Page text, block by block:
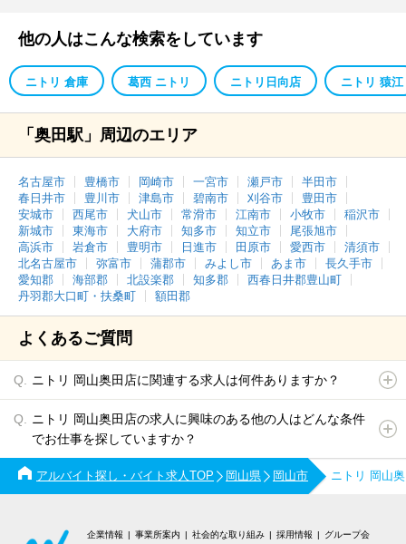
他の人はこんな検索をしています
ニトリ 倉庫 葛西 ニトリ ニトリ日向店 ニトリ 猿江
「奥田駅」周辺のエリア
名古屋市 豊橋市 岡崎市 一宮市 瀬戸市
半田市
春日井市
豊川市 津島市 碧南市 刈谷市
豊田市
安城市
西尾市 犬山市 常滑市 江南市 小牧市
稲沢市
新城市
東海市 大府市 知多市 知立市
尾張旭市
高浜市
岩倉市 豊明市 日進市 田原市 愛西市
清須市
北名古屋市
弥富市 蒲郡市 みよし市 あま市
長久手市
愛知郡
海部郡 北設楽郡 知多郡
西春日井郡豊山町
丹羽郡大口町・扶桑町
額田郡
よくあるご質問
ニトリ 岡山奥田店に関連する求人は何件ありますか？
ニトリ 岡山奥田店の求人に興味のある他の人はどんな条件
でお仕事を探していますか？
アルバイト探し・バイト求人TOP 岡山県 岡山市 ニトリ 岡山
企業情報 事業所案内 社会的な取り組み 採用情報 グループ会